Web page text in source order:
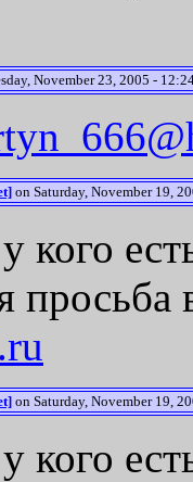
November 23, 2005 -
on Saturday, November 19,
кого
on Saturday, November 19,
кого